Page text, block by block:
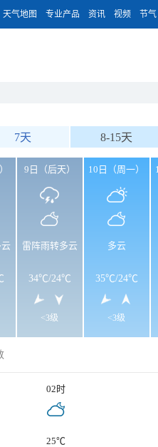
天气地图 专业产品 资讯 视频 节气
7天 8-15天
9日（后天）
雷阵雨转多云
34℃/24℃
<3级
10日（周一）
多云
35℃/24℃
<3级
02时
25℃